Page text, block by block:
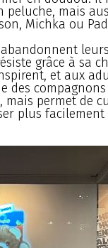
peluche, mais
Michka ou
grâce à sa
et aux
des
mais permet de
plus